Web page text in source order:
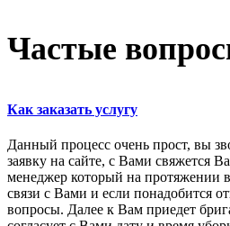
Частые
Как заказать услугу
Данный процесс очень прост, вы
заявку на сайте, с Вами свяжется
менеджер который на протяжении
связи с Вами и если понадобится
вопросы. Далее к Вам приедет